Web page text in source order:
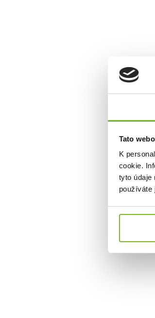
Tato
K
cookie.
tyto údaje
používáte